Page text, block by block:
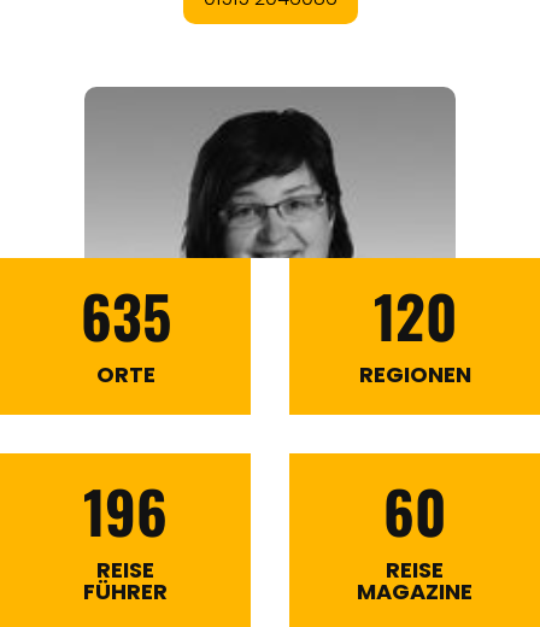
635
ORTE
120
REGIONEN
196
REISE
FÜHRER
60
REISE
MAGAZINE